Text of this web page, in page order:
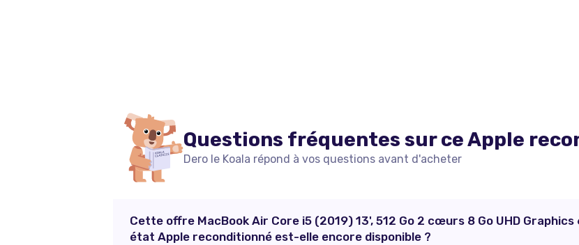
Questions fréquentes sur ceApple
Dero le Koala répond à vos questions avant d'acheter
Cette offre MacBook Air Core i5 (2019) 13', 512 Go 2 cœurs 8 Go UHD Graphics
état Apple reconditionné est-elle encore disponible ?